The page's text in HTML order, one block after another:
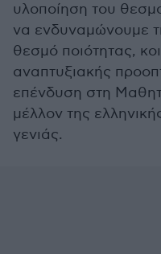
υλοποίηση του
να ενδυναμώνουμε
θεσμό ποιότητας,
αναπτυξιακής
επένδυση στη
μέλλον της
γενιάς.